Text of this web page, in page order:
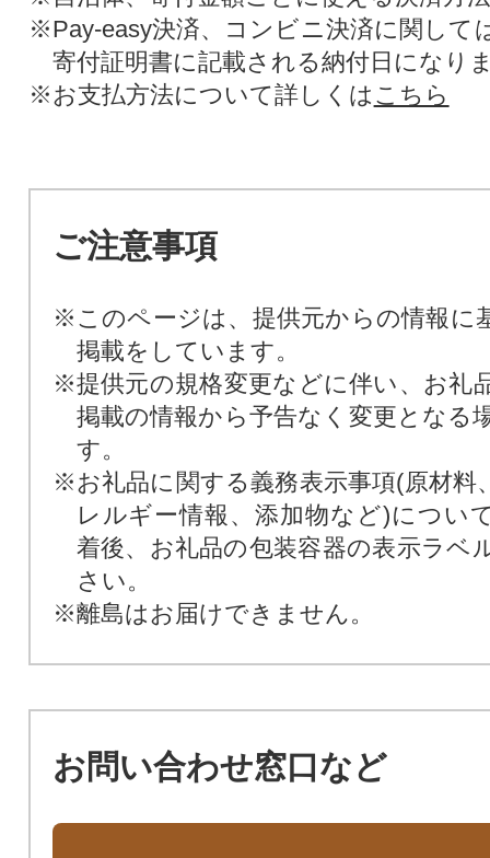
※Pay-easy決済、コンビニ決済に関して
寄付証明書に記載される納付日になり
※お支払方法について詳しくは こちら
ご注意事項
※このページは、提供元からの情報に
掲載をしています。
※提供元の規格変更などに伴い、お礼
掲載の情報から予告なく変更となる
す。
※お礼品に関する義務表示事項(原材料
レルギー情報、添加物など)につい
着後、お礼品の包装容器の表示ラベ
さい。
※離島はお届けできません。
お問い合わせ窓口など